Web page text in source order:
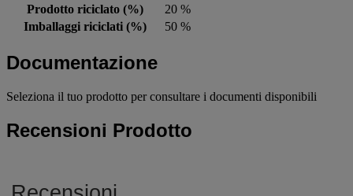
Prodotto riciclato (%)
20 %
Imballaggi riciclati (%)
50 %
Documentazione
Seleziona il tuo prodotto per consultare i documenti disponibili
Recensioni Prodotto